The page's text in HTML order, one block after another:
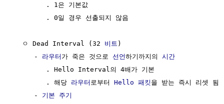
        . 1은 기본값
        . 0일 경우 선출되지 않음
  ㅇ Dead Interval (32
비트 )
     -
라우터 가 죽은 것으로 선언하기까지의 시간
        . Hello Interval의 4배가 기본
        . 해당
라우터 로부터 Hello 패킷 을 받는 즉시 리셋 됨
     -
기본 주기